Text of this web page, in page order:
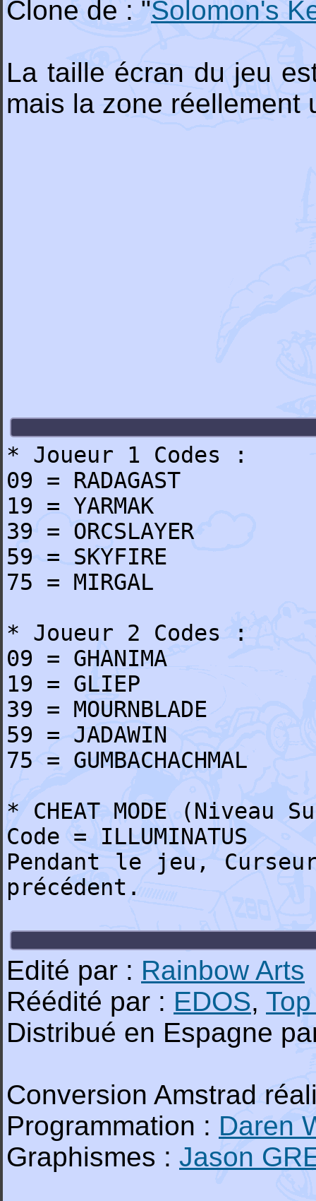
Clone de : "Solomon's
La taille écran du jeu
mais la zone réellement
* Joueur 1 Codes :
09 = RADAGAST
19 = YARMAK
39 = ORCSLAYER
59 = SKYFIRE
75 = MIRGAL
* Joueur 2 Codes :
09 = GHANIMA
19 = GLIEP
39 = MOURNBLADE
59 = JADAWIN
75 = GUMBACHACHMAL
* CHEAT MODE (Niveau
Code = ILLUMINATUS
Pendant le jeu,
précédent.
Edité par : Rainbow Arts
Réédité par : EDOS,
Distribué en Espagne
Conversion Amstrad
Programmation : Daren
Graphismes : Jason